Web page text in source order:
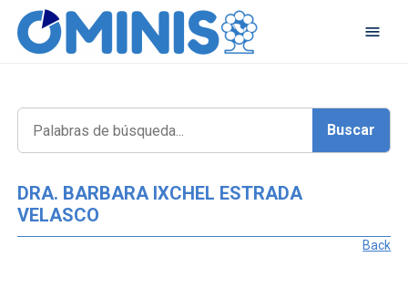
DRA. BARBARA IXCHEL ESTRADA
VELASCO
Back